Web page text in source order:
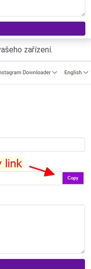
zařízení.